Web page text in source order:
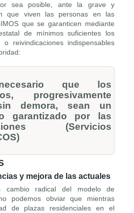
sea posible, ante la grave y
que viven las personas en las
que se garanticen mediante
de mínimos suficientes los
o reivindicaciones indispensables
que los
progresivamente
demora, sean un
garantizado por las
(Servicios
y mejora de las actuales
cambio radical del modelo de
podemos obviar que mientras
de plazas residenciales en el